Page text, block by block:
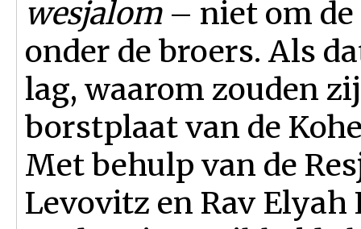
wesjalom– niet om
onder de broers. Als
lag, waarom zouden
borstplaat van de
Met behulp van de
Levovitz en Rav